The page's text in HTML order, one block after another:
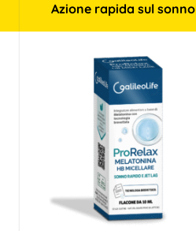
Azione rapida sul sonno